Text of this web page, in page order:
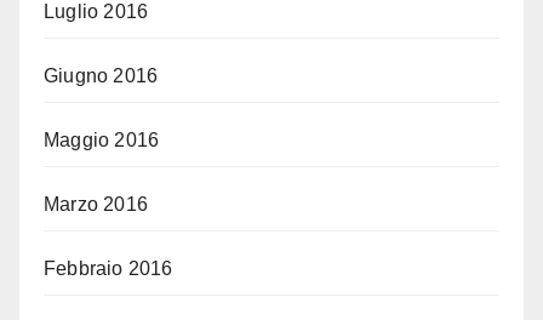
Luglio 2016
Giugno 2016
Maggio 2016
Marzo 2016
Febbraio 2016